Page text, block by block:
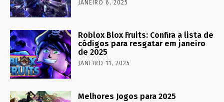
JANEIRO 6, 2025
Roblox Blox Fruits: Confira a lista de
códigos para resgatar em janeiro
de 2025
JANEIRO 11, 2025
Melhores Jogos para 2025